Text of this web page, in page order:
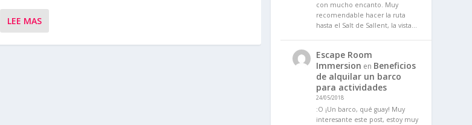
LEE MAS
con mucho encanto. Muy
recomendable hacer la ruta
hasta el Salt de Sallent, la vista…
Escape Room
Immersion en Beneficios
de alquilar un barco
para actividades
24/05/2018
:O ¡Un barco, qué guay! Muy
interesante este post, estoy muy